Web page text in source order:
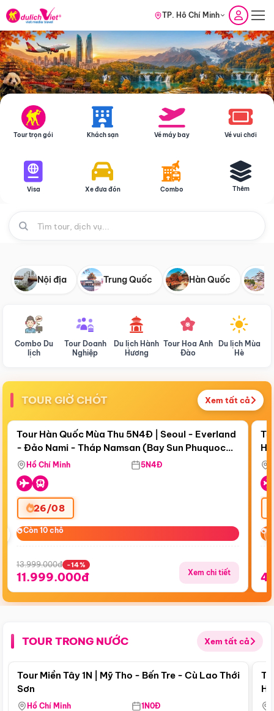
TP. Hồ Chí Minh
Tour trọn gói Khách sạn Vé máy bay Vé vui chơi
Visa Xe đưa đón Combo Thêm
Nội địa Trung Quốc Hàn Quốc
Combo Du
lịch
Tour Doanh
Nghiệp
Du lịch Hành
Hương
Tour Hoa Anh
Đào
Du lịch Mùa
Hè
TOUR GIỜ CHÓT Xem tất cả
Còn19 ngày 09:51:39
Điểm nổi bật
Tour Hàn Quốc Mùa Thu 5N4Đ | Seoul - Everland
- Đảo Nami - Tháp Namsan (Bay Sun Phuquoc
Airways)
Hồ Chí Minh 5N4Đ
26/08
Còn 10 chỗ
Còn 10 chỗ
13.999.000đ -14%
11.999.000đ Xem chi tiết
TOUR TRONG NƯỚC Xem tất cả
Điểm nổi bật
Tour Miền Tây 1N | Mỹ Tho - Bến Tre - Cù Lao Thới
Sơn
Hồ Chí Minh 1N0Đ